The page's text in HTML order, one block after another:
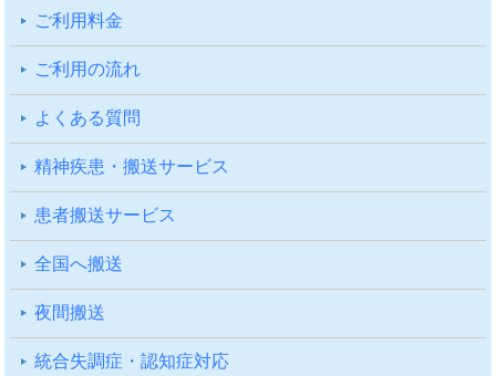
ご利⽤料⾦
ご利⽤の流れ
よくある質問
精神疾患・搬送サービス
患者搬送サービス
全国へ搬送
夜間搬送
統合失調症・認知症対応